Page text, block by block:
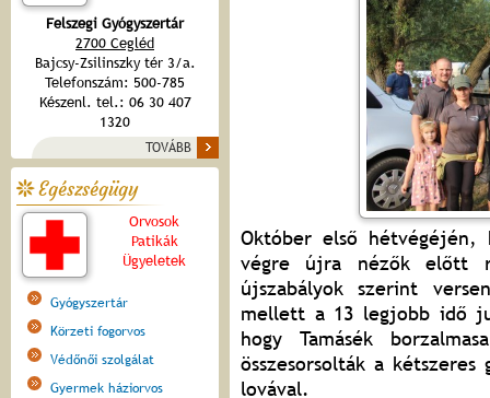
Felszegi Gyógyszertár
2700 Cegléd
Bajcsy-Zsilinszky tér 3/a.
Telefonszám: 500-785
Készenl. tel.: 06 30 407
1320
TOVÁBB
Egészségügy
Orvosok
Patikák
Ügyeletek
Gyógyszertár
Körzeti fogorvos
Védőnői szolgálat
Gyermek háziorvos
Október első
végre újra nézők előtt
újszabályok szerint
mellett a 13 legjobb idő
hogy Tamásék
összesorsolták a kétszeres
lovával.